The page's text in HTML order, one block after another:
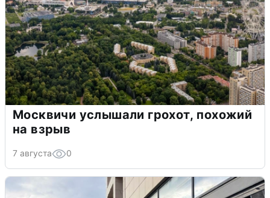
Москвичи услышали грохот, похожий
на взрыв
7 августа 0